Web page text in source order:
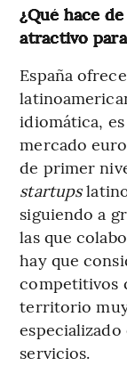
¿Qué hace
atractivo
España
idiomática,
mercado
de primer
startups
siguiendo a
las que
hay que
competitivos
territorio
servicios.